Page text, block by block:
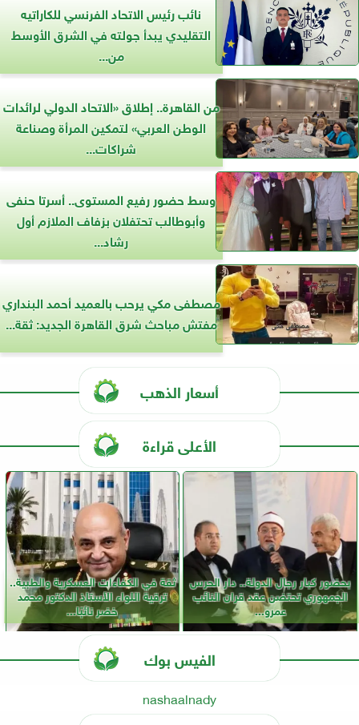
نائب رئيس الاتحاد الفرنسي للكاراتيه
التقليدي يبدأ جولته في الشرق الأوسط
من...
من القاهرة.. إطلاق «الاتحاد الدولي لرائدات
الوطن العربي» لتمكين المرأة وصناعة
شراكات...
وسط حضور رفيع المستوى.. أسرتا حنفى
وأبوطالب تحتفلان بزفاف الملازم أول
رشاد...
مصطفى مكي يرحب بالعميد أحمد البنداري
مفتش مباحث شرق القاهرة الجديد: ثقة...
أسعار الذهب
الأعلى قراءة
بحضور كبار رجال الدولة.. دار الحرس
الجمهوري تحتضن عقد قران النائب
عمرو...
ثقة في الكفاءات العسكرية والطبية..
ترقية اللواء الأستاذ الدكتور محمد
خضر نائبًا...
الفيس بوك
nashaalnady